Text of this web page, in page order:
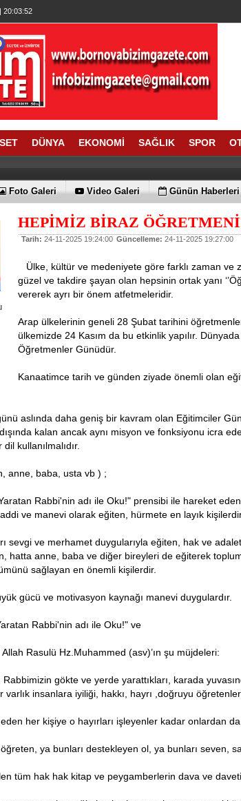
20:03:53
DÜNYA EKONOMİ SAĞLIK SPOR
Foto Galeri Video Galeri Günün Haberleri
HEPİMİZ BİRAZ
Tarih: 24-11-2025 19:24:00 Güncelleme: 24-11-2025 19:27:00
Ülke, kültür ve medeniyete göre farklı zaman ve
güzel ve takdire şayan olan hepsinin ortak yanı
vererek ayrı bir önem atfetmeleridir.
Arap ülkelerinin geneli 28 Şubat tarihini
ülkemizde 24 Kasım da bu etkinlik yapılır.
Öğretmenler Günüdür.
Kanaatimce tarih ve günden ziyade önemli olan
aslında daha geniş bir kavram olan Eğitimciler Günü
kalan ancak aynı misyon ve fonksiyonu icra
kullanılmalıdır.
anne, baba, usta vb ) ;
Rabbi'nin adı ile Oku!" prensibi ile hareket
ve manevi olarak eğiten, hürmete en layık
sevgi ve merhamet duygularıyla eğiten, hak ve
hatta anne, baba ve diğer bireyleri de eğiterek
sağlayan en önemli kişilerdir.
gücü ve motivasyon kaynağı manevi duygulardır.
Rabbi'nin adı ile Oku!" ve
Rasulü Hz.Muhammed (asv)’ın şu müjdeleri:
Rabbimizin gökte ve yerde yarattıkları, karada
varlık insanlara iyiliği, hakkı, hayrı ,doğruyu
her kişiye o hayırları işleyenler kadar onlardan
ya bunları destekleyen ol, ya bunları seven,
tüm hak hak kitap ve peygamberlerin dava ve